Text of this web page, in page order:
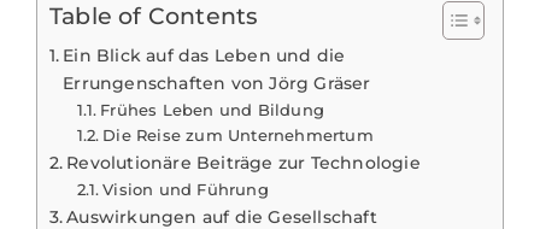
Table of Contents
Ein Blick auf das Leben und die
Errungenschaften von Jörg Gräser
Frühes Leben und Bildung
Die Reise zum Unternehmertum
Revolutionäre Beiträge zur Technologie
Vision und Führung
Auswirkungen auf die Gesellschaft